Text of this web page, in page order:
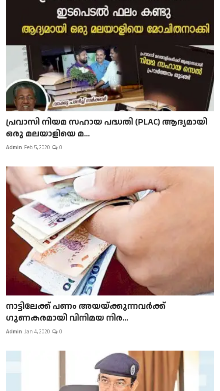
പ്രവാസി നിയമ സഹായ പദ്ധതി (PLAC) ആദ്യമായി
ഒരു മലയാളിയെ മ...
Admin Feb 5, 2020 0
നാട്ടിലേക്ക് പണം അയയ്ക്കുന്നവർക്ക്
ഗുണകരമായി വിനിമയ നിര...
Admin Jan 4, 2020 0